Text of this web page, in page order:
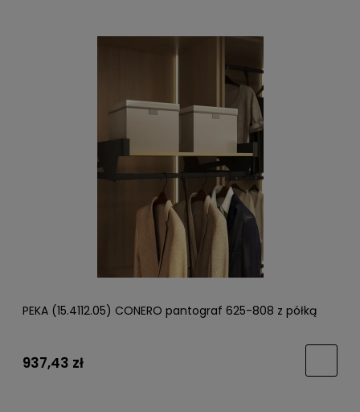
PEKA (15.4112.05) CONERO pantograf 625-808 z półką
937,43 zł